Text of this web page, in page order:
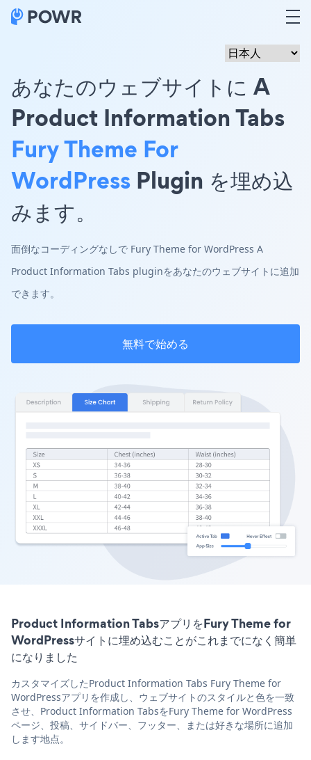
あなたのウェブサイトに A
Product Information Tabs
Fury Theme For
WordPress Plugin を埋め込
みます。
面倒なコーディングなしで Fury Theme for WordPress A
Product Information Tabs pluginをあなたのウェブサイトに追加
できます。
無料で始める
Product Information TabsアプリをFury Theme for
WordPressサイトに埋め込むことがこれまでになく簡単
になりました
カスタマイズしたProduct Information Tabs Fury Theme for
WordPressアプリを作成し、ウェブサイトのスタイルと色を一致
させ、Product Information TabsをFury Theme for WordPress
ページ、投稿、サイドバー、フッター、または好きな場所に追加
します地点。